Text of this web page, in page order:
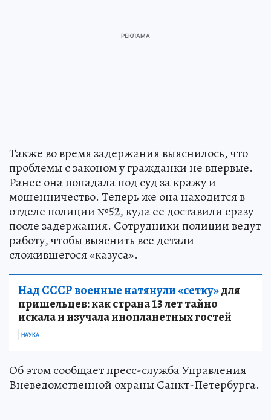
Также во время задержания выяснилось, что
проблемы с законом у гражданки не впервые.
Ранее она попадала под суд за кражу и
мошенничество. Теперь же она находится в
отделе полиции №52, куда ее доставили сразу
после задержания. Сотрудники полиции ведут
работу, чтобы выяснить все детали
сложившегося «казуса».
Над СССР военные натянули «сетку»для
пришельцев: как страна 13 лет тайно
искала и изучала инопланетных гостей
НАУКА
Об этом сообщает пресс-служба Управления
Вневедомственной охраны Санкт-Петербурга.